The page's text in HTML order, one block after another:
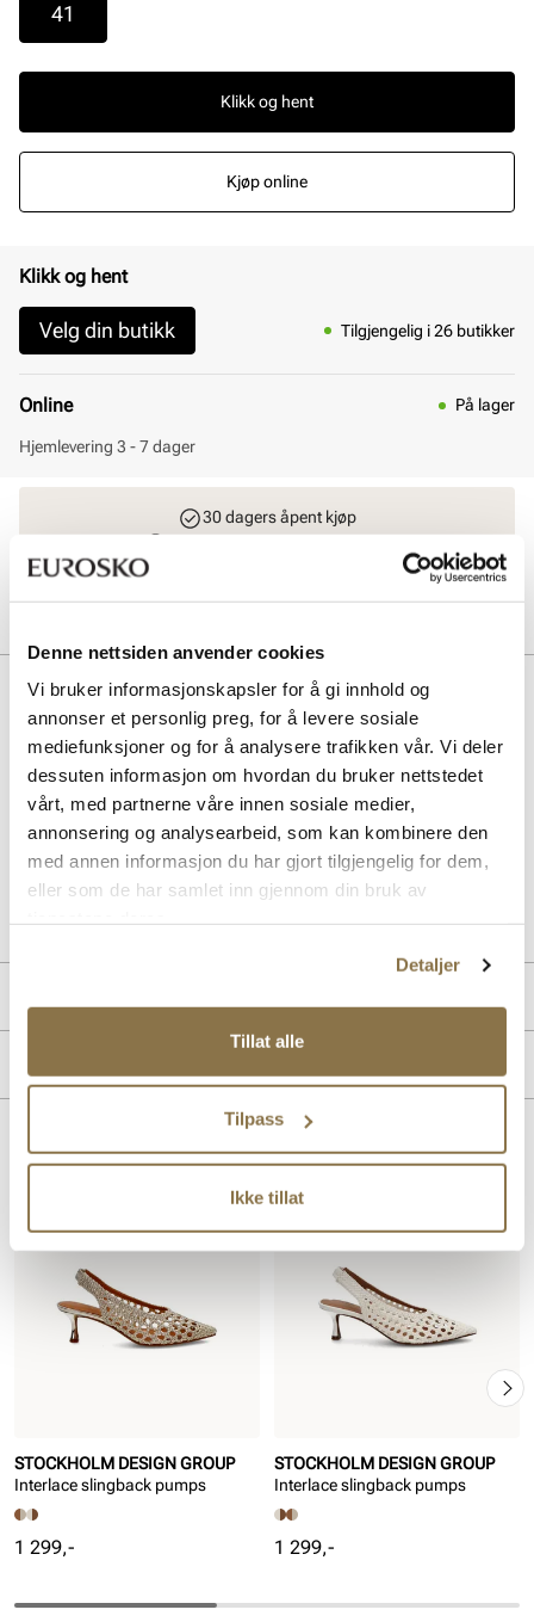
Denne nettsiden anvender cookies
Vi bruker informasjonskapsler for å gi innhold og
annonser et personlig preg, for å levere sosiale
mediefunksjoner og for å analysere trafikken vår. Vi deler
dessuten informasjon om hvordan du bruker nettstedet
vårt, med partnerne våre innen sosiale medier,
annonsering og analysearbeid, som kan kombinere den
med annen informasjon du har gjort tilgjengelig for dem,
eller som de har samlet inn gjennom din bruk av
Detaljer
Tillat alle
Tilpass
Ikke tillat
41
Klikk og hent
Kjøp online
Klikk og hent
Velg din butikk Tilgjengelig i 26 butikker
Online På lager
Hjemlevering 3 - 7 dager
30 dagers åpent kjøp
Beskrivelse
Elegante interlace slingback pumps med skinnfòr fra Stockholm
Design Group. Pumpsen har en myk og behagelig innersåle med
gelè for økt komfort. Moderne og avspisset silhuett i front, og en
elegant og komfortabel hæl på 2 cm. Smart elastikkdetalj på
bakremmen som gjør at pumpsen sitter pent på foten.
Art. nr 31163011
For:Skinn
Lignende produkter
STOCKHOLM DESIGN GROUP
Interlace slingback pumps
Pris
1 299,-
STOCKHOLM DESIGN GROUP
Interlace slingback pumps
Pris
1 299,-